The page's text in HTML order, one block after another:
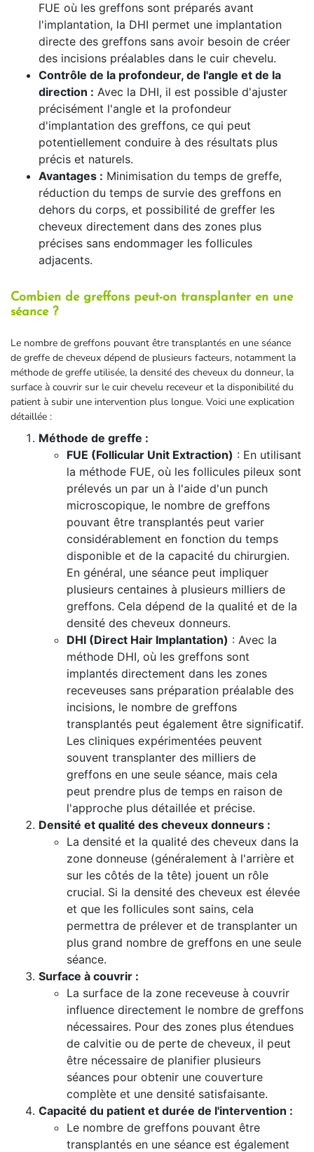
FUE où les greffons sont préparés avant
l'implantation, la DHI permet une implantation
directe des greffons sans avoir besoin de créer
des incisions préalables dans le cuir chevelu.
Contrôle de la profondeur, de l'angle et de la
direction : Avec la DHI, il est possible d'ajuster
précisément l'angle et la profondeur
d'implantation des greffons, ce qui peut
potentiellement conduire à des résultats plus
précis et naturels.
Avantages : Minimisation du temps de greffe,
réduction du temps de survie des greffons en
dehors du corps, et possibilité de greffer les
cheveux directement dans des zones plus
précises sans endommager les follicules
adjacents.
Combien de greffons peut-on transplanter en une
séance ?
Le nombre de greffons pouvant être transplantés en une séance
de greffe de cheveux dépend de plusieurs facteurs, notamment la
méthode de greffe utilisée, la densité des cheveux du donneur, la
surface à couvrir sur le cuir chevelu receveur et la disponibilité du
patient à subir une intervention plus longue. Voici une explication
détaillée :
Méthode de greffe :
FUE (Follicular Unit Extraction) : En utilisant
la méthode FUE, où les follicules pileux sont
prélevés un par un à l'aide d'un punch
microscopique, le nombre de greffons
pouvant être transplantés peut varier
considérablement en fonction du temps
disponible et de la capacité du chirurgien.
En général, une séance peut impliquer
plusieurs centaines à plusieurs milliers de
greffons. Cela dépend de la qualité et de la
densité des cheveux donneurs.
DHI (Direct Hair Implantation) : Avec la
méthode DHI, où les greffons sont
implantés directement dans les zones
receveuses sans préparation préalable des
incisions, le nombre de greffons
transplantés peut également être significatif.
Les cliniques expérimentées peuvent
souvent transplanter des milliers de
greffons en une seule séance, mais cela
peut prendre plus de temps en raison de
l'approche plus détaillée et précise.
Densité et qualité des cheveux donneurs :
La densité et la qualité des cheveux dans la
zone donneuse (généralement à l'arrière et
sur les côtés de la tête) jouent un rôle
crucial. Si la densité des cheveux est élevée
et que les follicules sont sains, cela
permettra de prélever et de transplanter un
plus grand nombre de greffons en une seule
séance.
Surface à couvrir :
La surface de la zone receveuse à couvrir
influence directement le nombre de greffons
nécessaires. Pour des zones plus étendues
de calvitie ou de perte de cheveux, il peut
être nécessaire de planifier plusieurs
séances pour obtenir une couverture
complète et une densité satisfaisante.
Capacité du patient et durée de l'intervention :
Le nombre de greffons pouvant être
transplantés en une séance est également